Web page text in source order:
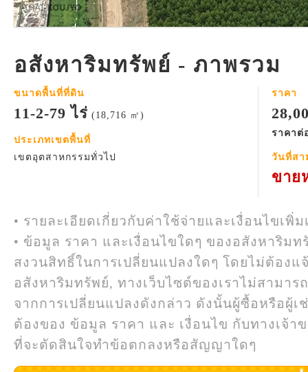
อสังหาริมทรัพย์ - ภาพรวม
ขนาดพื้นที่ที่ดิน
11-2-79 ไร่ (18,716 ㎡)
ประเภทเขตพื้นที่
เขตอุตสาหกรรมทั่วไป
ราคา
ราคาต่
วันที่สา
ขาย
• รายละเอียดเกี่ยวกับค่าใช้จ่ายและเงื่อนไขเ
• ข้อมูล ราคา และเงื่อนไขใดๆ ของอสังหาริม
สงวนสิทธิ์ในการเปลี่ยนแปลงใดๆ โดยไม่ต้องแ
อสังหาริมทรัพย์, ทางเว็บไซต์ของเราไม่สามา
จากการเปลี่ยนแปลงดังกล่าว ดังนั้นผู้ซื้อหรือผู้
ต้องของ ข้อมูล ราคา และ เงื่อนไข กับทางเจ้
ที่จะตัดสินใจทำข้อตกลงหรือสัญญาใดๆ